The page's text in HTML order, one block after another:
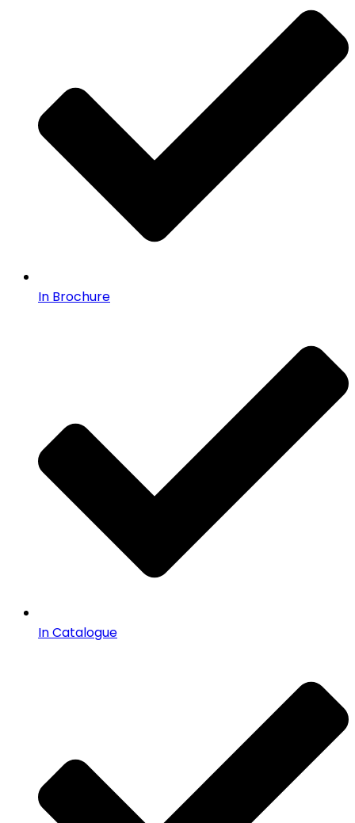
In Brochure
In Catalogue